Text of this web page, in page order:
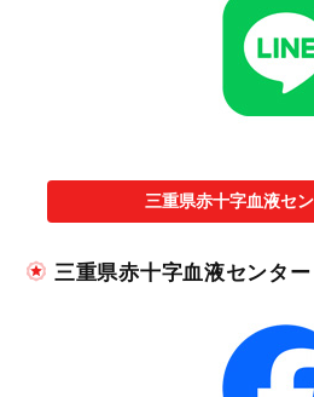
三重県赤十字血液セ
三重県赤十字血液センタ